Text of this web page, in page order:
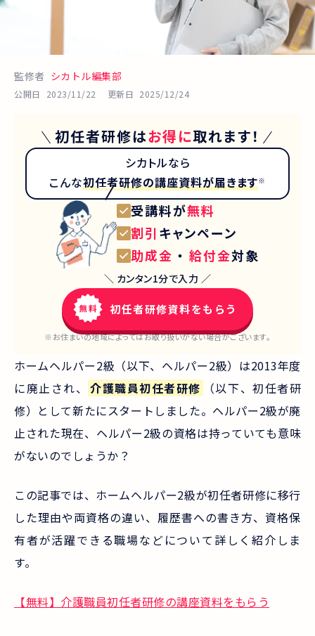
監修者 シカトル編集部
公開日 2023/11/22 更新日 2025/12/24
初任者研修はお得に取れます！
シカトルなら
こんな初任者研修の講座資料が届きます※
受講料が無料
割引キャンペーン
助成金 ・ 給付金対象
＼ カンタン1分で入力 ／
初任者研修資料をもらう
※お住まいの地域によってはお取り扱いがない場合がございます。
ホームヘルパー2級（以下、ヘルパー2級）は2013年度
に廃止され、
介護職員初任者研修
（以下、初任者研
修）として新たにスタートしました。ヘルパー2級が廃
止された現在、ヘルパー2級の資格は持っていても意味
がないのでしょうか？
この記事では、ホームヘルパー2級が初任者研修に移行
した理由や両資格の違い、履歴書への書き方、資格保
有者が活躍できる職場などについて詳しく紹介しま
す。
【無料】介護職員初任者研修の講座資料をもらう